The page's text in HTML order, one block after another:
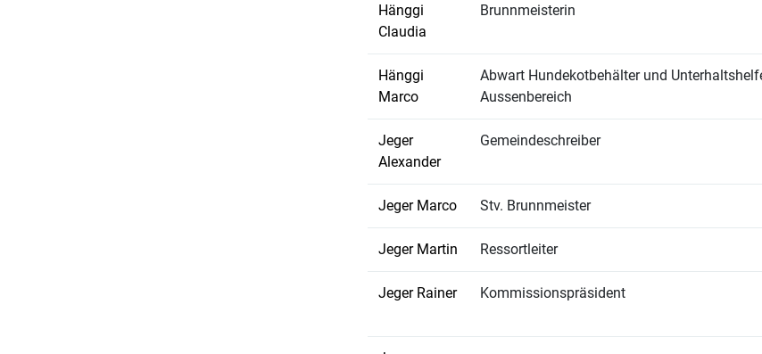
Hänggi
Claudia
Brunnmeisterin
Hänggi
Marco
Abwart Hundekotbehälter und
Aussenbereich
Jeger
Alexander
Gemeindeschreiber
Jeger Marco Stv. Brunnmeister
Jeger Martin Ressortleiter
Jeger Rainer Kommissionspräsident